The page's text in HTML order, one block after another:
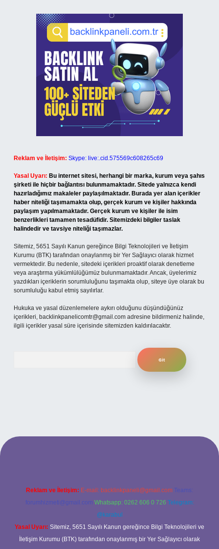
Reklam ve İletişim: Skype: live:.cid.575569c608265c69
Yasal Uyarı: Bu internet sitesi, herhangi bir marka, kurum veya şahıs
şirketi ile hiçbir bağlantısı bulunmamaktadır. Sitede yalnızca kendi
hazırladığımız makaleler paylaşılmaktadır. Burada yer alan içerikler
haber niteliği taşımamakta olup, gerçek kurum ve kişiler hakkında
paylaşım yapılmamaktadır. Gerçek kurum ve kişiler ile isim
benzerlikleri tamamen tesadüfidir. Sitemizdeki bilgiler taslak
halindedir ve tavsiye niteliği taşımazlar.
Sitemiz, 5651 Sayılı Kanun gereğince Bilgi Teknolojileri ve İletişim
Kurumu (BTK) tarafından onaylanmış bir Yer Sağlayıcı olarak hizmet
vermektedir. Bu nedenle, sitedeki içerikleri proaktif olarak denetleme
veya araştırma yükümlülüğümüz bulunmamaktadır. Ancak, üyelerimiz
yazdıkları içeriklerin sorumluluğunu taşımakta olup, siteye üye olarak bu
sorumluluğu kabul etmiş sayılırlar.
Hukuka ve yasal düzenlemelere aykırı olduğunu düşündüğünüz
içerikleri, backlinkpanelicomtr@gmail.com adresine bildirmeniz halinde,
ilgili içerikler yasal süre içerisinde sitemizden kaldırılacaktır.
güncel giriş
Reklam ve İletişim: E-mail: backlinkpaneli@gmail.com Teams:
forumhizmeti@gmail.com Whatsapp: 0262 606 0 726 Telegram:
@karabul
Yasal Uyarı: Sitemiz, 5651 Sayılı Kanun gereğince Bilgi Teknolojileri ve
İletişim Kurumu (BTK) tarafından onaylanmış bir Yer Sağlayıcı olarak